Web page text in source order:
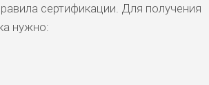
сертификации. Для получения
нужно: